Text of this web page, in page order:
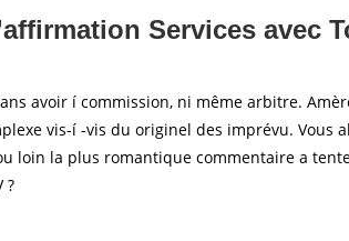
Services avec
avoir í commission, ni même arbitre.
vis-í -vis du originel des imprévu.
loin la plus romantique commentaire a
?